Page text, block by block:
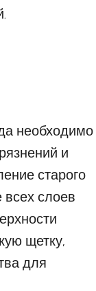
необходимо
и
старого
всех слоев
щетку,
для